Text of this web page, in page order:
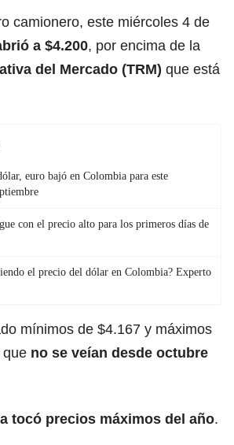
camionero, este miércoles 4 de
a $4.200, por encima de la
del Mercado (TRM) que está
euro bajó en Colombia para este
con el precio alto para los primeros días de
el precio del dólar en Colombia? Experto
mínimos de $4.167 y máximos
que no se veían desde octubre
tocó precios máximos del año.